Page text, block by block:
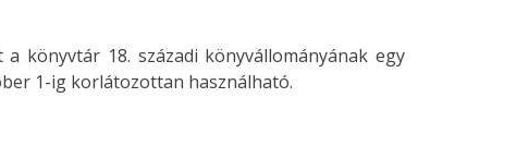
könyvtár 18. századi könyvállományának egy
1-ig korlátozottan használható.